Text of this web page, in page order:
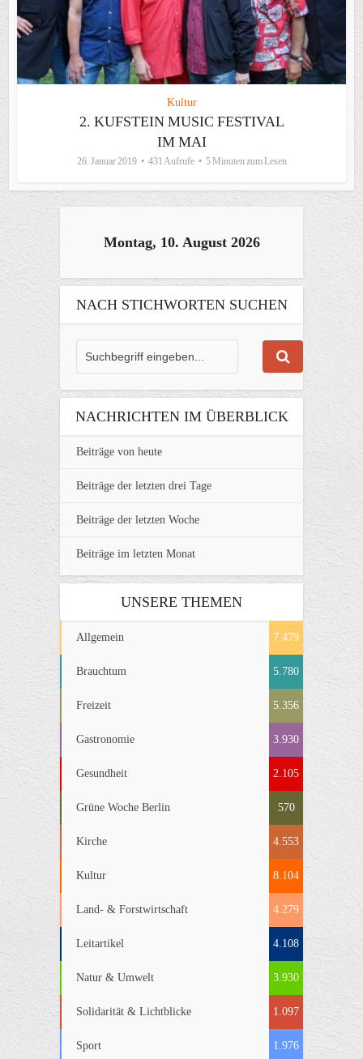
Kultur
2. KUFSTEIN MUSIC FESTIVAL
IM MAI
26. Januar 2019 431 Aufrufe 5 Minuten zum Lesen
Montag, 10. August 2026
NACH STICHWORTEN SUCHEN
NACHRICHTEN IM ÜBERBLICK
Beiträge von heute
Beiträge der letzten drei Tage
Beiträge der letzten Woche
Beiträge im letzten Monat
UNSERE THEMEN
Allgemein 7.479
Brauchtum 5.780
Freizeit 5.356
Gastronomie 3.930
Gesundheit 2.105
Grüne Woche Berlin 570
Kirche 4.553
Kultur 8.104
Land- & Forstwirtschaft 4.279
Leitartikel 4.108
Natur & Umwelt 3.930
Solidarität & Lichtblicke 1.097
Sport 1.976